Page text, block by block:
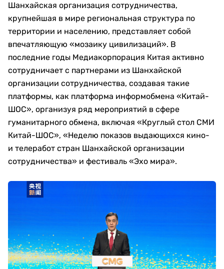
Шанхайская организация сотрудничества,
крупнейшая в мире региональная структура по
территории и населению, представляет собой
впечатляющую «мозаику цивилизаций». В
последние годы Медиакорпорация Китая активно
сотрудничает с партнерами из Шанхайской
организации сотрудничества, создавая такие
платформы, как платформа информобмена «Китай-
ШОС», организуя ряд мероприятий в сфере
гуманитарного обмена, включая «Круглый стол СМИ
Китай-ШОС», «Неделю показов выдающихся кино-
и телеработ стран Шанхайской организации
сотрудничества» и фестиваль «Эхо мира».